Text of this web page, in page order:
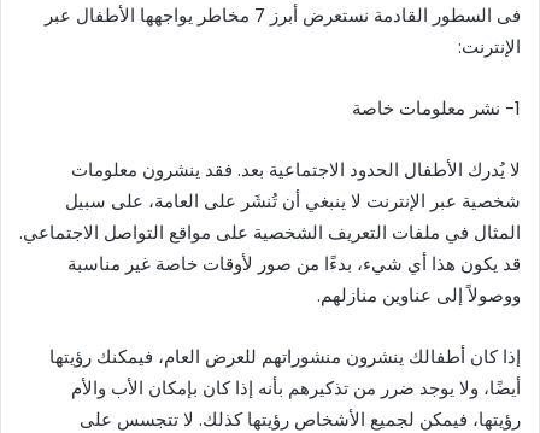
فى السطور القادمة نستعرض أبرز 7 مخاطر يواجهها الأطفال عبر
الإنترنت:
1- نشر معلومات خاصة
لا يُدرك الأطفال الحدود الاجتماعية بعد. فقد ينشرون معلومات
شخصية عبر الإنترنت لا ينبغي أن تُنشَر على العامة، على سبيل
المثال في ملفات التعريف الشخصية على مواقع التواصل الاجتماعي.
قد يكون هذا أي شيء، بدءًا من صور لأوقات خاصة غير مناسبة
ووصولاً إلى عناوين منازلهم.
إذا كان أطفالك ينشرون منشوراتهم للعرض العام، فيمكنك رؤيتها
أيضًا، ولا يوجد ضرر من تذكيرهم بأنه إذا كان بإمكان الأب والأم
رؤيتها، فيمكن لجميع الأشخاص رؤيتها كذلك. لا تتجسس على